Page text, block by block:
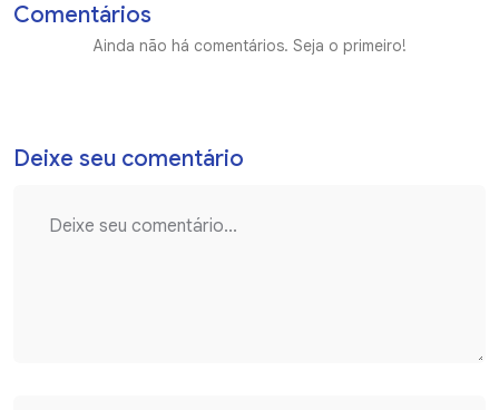
Comentários
Ainda não há comentários. Seja o primeiro!
Deixe seu comentário